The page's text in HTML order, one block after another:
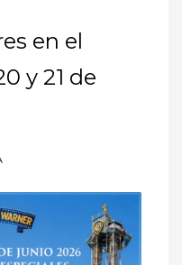
en el
y 21 de